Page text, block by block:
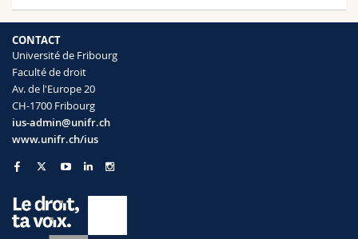
CONTACT
Université de Fribourg
Faculté de droit
Av. de l'Europe 20
CH-1700 Fribourg
ius-admin@unifr.ch
www.unifr.ch/ius